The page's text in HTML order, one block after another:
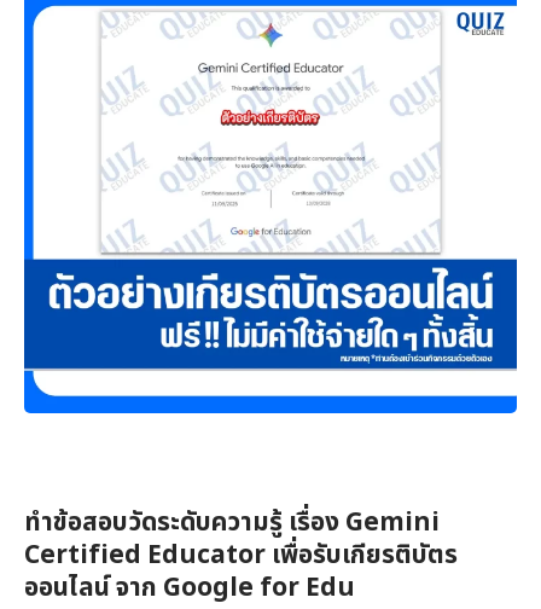
ทำข้อสอบวัดระดับความรู้ เรื่อง Gemini
Certified Educator เพื่อรับเกียรติบัตร
ออนไลน์ จาก Google for Edu